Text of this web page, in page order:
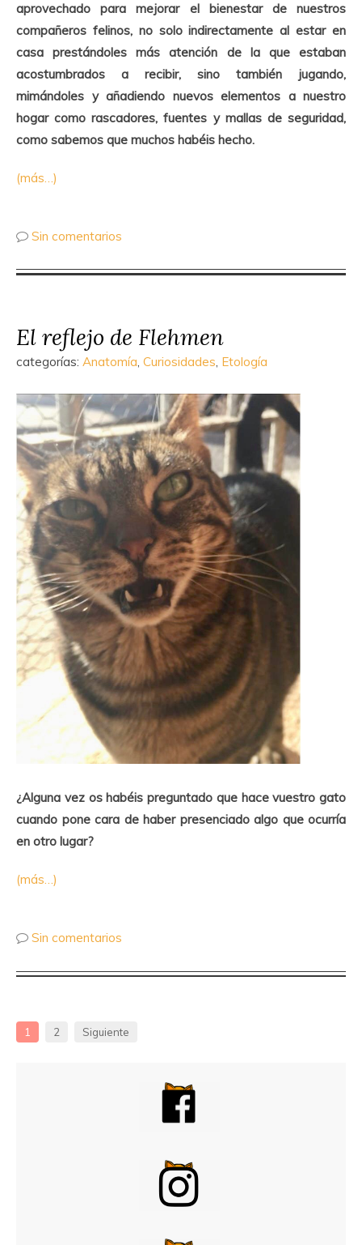
aprovechado para mejorar el bienestar de nuestros
compañeros felinos, no solo indirectamente al estar en
casa prestándoles más atención de la que estaban
acostumbrados a recibir, sino también jugando,
mimándoles y añadiendo nuevos elementos a nuestro
hogar como rascadores, fuentes y mallas de seguridad,
como sabemos que muchos habéis hecho.
(más…)
Sin comentarios
El reflejo de Flehmen
categorías: Anatomía, Curiosidades, Etología
¿Alguna vez os habéis preguntado que hace vuestro gato
cuando pone cara de haber presenciado algo que ocurría
en otro lugar?
(más…)
Sin comentarios
1 2 Siguiente